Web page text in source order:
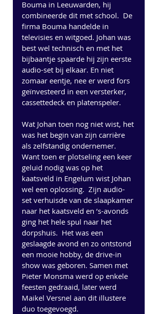
Bouma in Leeuwarden, hij
combineerde dit met school.  De
firma Bouma handelde in
televisies en witgoed. Johan was
best wel technisch en met het
bijbaantje spaarde hij zijn eerste
audio-set bij elkaar. En niet
zomaar eentje, nee er werd fors
geïnvesteerd in een versterker,
cassettedeck en platenspeler.
Wat Johan toen nog niet wist, het
was het begin van zijn carrière
als zelfstandig ondernemer.
Want toen er plotseling een keer
geluid nodig was op het
kaatsveld in Engelum wist Johan
wel een oplossing.  Zijn audio-
set verhuisde van de slaapkamer
naar het kaatsveld en ’s-avonds
ging het hele spul naar het
dorpshuis.  Het was een
geslaagde avond en zo ontstond
een mooie hobby, de drive-in
show was geboren. Samen met
Pieter Monsma werd op enkele
feesten gedraaid, later werd
Maikel Versnel aan dit illustere
duo toegevoegd.